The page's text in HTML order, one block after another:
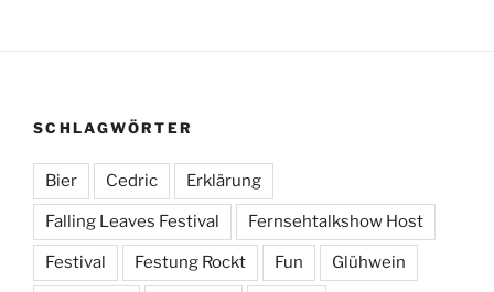
SCHLAGWÖRTER
Bier Cedric Erklärung
Falling Leaves Festival Fernsehtalkshow Host
Festival Festung Rockt Fun Glühwein